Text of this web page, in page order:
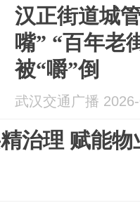
汉正街道城
嘴” “百年老街”一处新增违建
被“嚼”倒
武汉交通广播
治理 赋能物